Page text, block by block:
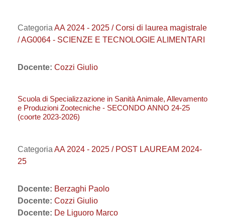
Categoria AA 2024 - 2025 / Corsi di laurea magistrale
/ AG0064 - SCIENZE E TECNOLOGIE ALIMENTARI
Docente: Cozzi Giulio
Scuola di Specializzazione in Sanità Animale, Allevamento
e Produzioni Zootecniche - SECONDO ANNO 24-25
(coorte 2023-2026)
Categoria AA 2024 - 2025 / POST LAUREAM 2024-
25
Docente: Berzaghi Paolo
Docente: Cozzi Giulio
Docente: De Liguoro Marco